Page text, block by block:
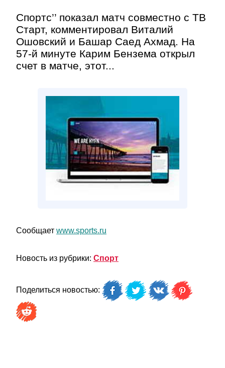
Спортс’’ показал матч совместно с ТВ
Старт, комментировал Виталий
Ошовский и Башар Саед Ахмад. На
57-й минуте Карим Бензема открыл
счет в матче, этот...
Сообщает www.sports.ru
Новость из рубрики: Спорт
Поделиться новостью: